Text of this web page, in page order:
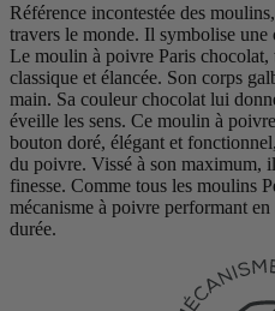
Référence incontestée des
travers le monde. Il symbolise une
Le moulin à poivre Paris
classique et élancée. Son corps
main. Sa couleur chocolat lui
éveille les sens. Ce moulin à
bouton doré, élégant et
du poivre. Vissé à son maximum,
finesse. Comme tous les moulins
mécanisme à poivre performant
durée.